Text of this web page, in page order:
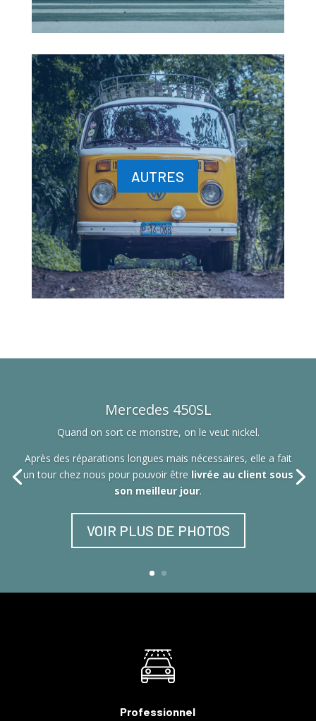
AUTRES
Mercedes 450SL
Quand on sort ce monstre, on le veut nickel.
Après des réparations longues mais nécessaires, elle a fait
un tour chez nous pour pouvoir être livrée au client sous
son meilleur jour.
VOIR PLUS DE PHOTOS
Professionnel